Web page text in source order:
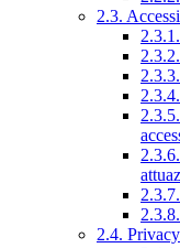
2.3.
2.4. Privacy